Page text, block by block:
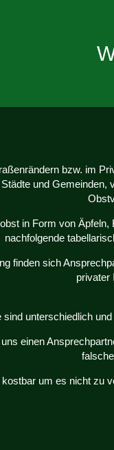
bzw. im
und Gemeinden,
in Form von
nachfolgende
finden sich
privater
sind unterschiedlich
einen
um es nicht zu